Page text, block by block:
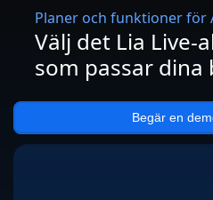
Planer och funktioner för
Välj det Lia Live-
som passar dina
Begär en